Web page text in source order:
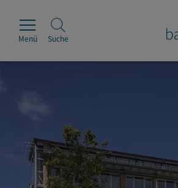
Leben & Wohnen
Menü Suche